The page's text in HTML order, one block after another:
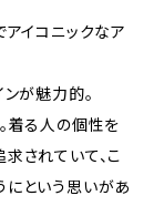
イコニックなア
が魅力的。
着る人の個性を
されていて、こ
という思いがあ